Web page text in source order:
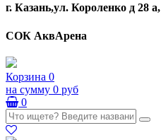
г. Казань,ул. Короленко д 28 а,
СОК АквАрена
Корзина 0
на сумму 0 руб
0